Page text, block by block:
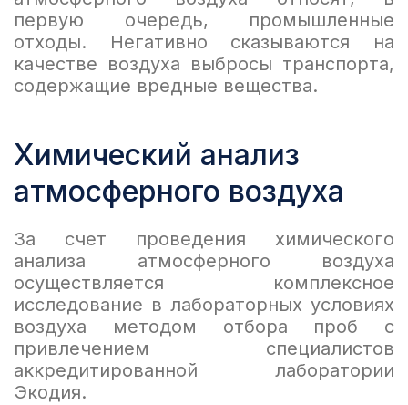
первую очередь, промышленные
отходы. Негативно сказываются на
качестве воздуха выбросы транспорта,
содержащие вредные вещества.
Химический анализ
атмосферного воздуха
За счет проведения химического
анализа атмосферного воздуха
осуществляется комплексное
исследование в лабораторных условиях
воздуха методом отбора проб с
привлечением специалистов
аккредитированной лаборатории
Экодия.